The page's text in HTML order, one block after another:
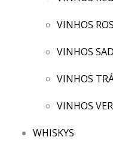
VINHOS
VINHOS
VINHOS
VINHOS
WHISKYS